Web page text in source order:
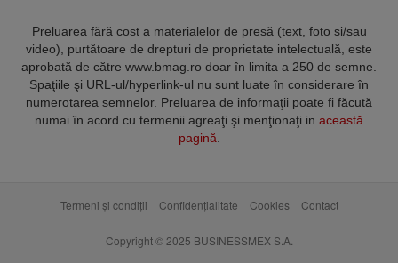
Preluarea fără cost a materialelor de presă (text, foto si/sau
video), purtătoare de drepturi de proprietate intelectuală, este
aprobată de către www.bmag.ro doar în limita a 250 de semne.
Spaţiile şi URL-ul/hyperlink-ul nu sunt luate în considerare în
numerotarea semnelor. Preluarea de informaţii poate fi făcută
numai în acord cu termenii agreaţi şi menţionaţi in această
pagină
Termeni și condiții Confidențialitate Cookies Contact
Copyright © 2025 BUSINESSMEX S.A.